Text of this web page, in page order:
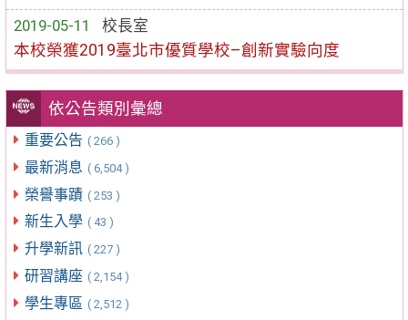
2019-05-11
校長室
本校榮獲2019臺北市優質學校–創新實驗向度
依公告類別彙總
重要公告 ( 266 )
最新消息 ( 6,504 )
榮譽事蹟 ( 253 )
新生入學 ( 43 )
升學新訊 ( 227 )
研習講座 ( 2,154 )
學生專區 ( 2,512 )